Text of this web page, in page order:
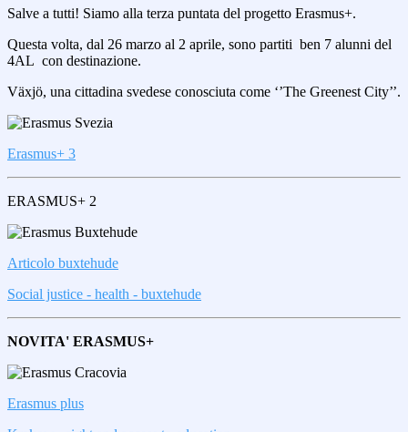
Salve a tutti! Siamo alla terza puntata del progetto Erasmus+.
Questa volta, dal 26 marzo al 2 aprile, sono partiti ben 7 alunni del
4AL con destinazione.
Växjö, una cittadina svedese conosciuta come ‘’The Greenest City’’.
Erasmus+ 3
ERASMUS+ 2
Articolo buxtehude
Social justice - health - buxtehude
NOVITA' ERASMUS+
Erasmus plus